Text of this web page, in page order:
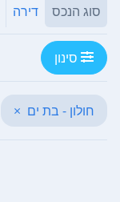
סוג הנכס דירה
סינון
חולון - בת ים ×